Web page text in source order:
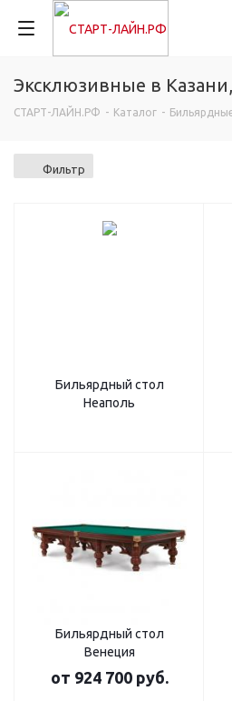
Эксклюзивные в
СТАРТ-ЛАЙН.РФ - Каталог -
Фильтр
Бильярдный стол
Неаполь
Бильярдный стол
Венеция
от 924 700 руб.